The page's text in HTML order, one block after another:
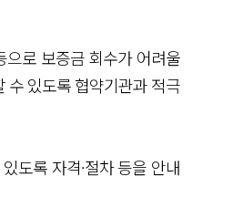
로 보증금 회수가 어려울
수 있도록 협약기관과 적극
도록 자격·절차 등을 안내